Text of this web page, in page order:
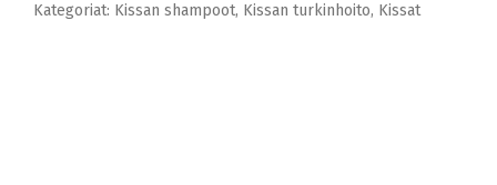
Kategoriat: Kissan shampoot, Kissan turkinhoito, Kissat